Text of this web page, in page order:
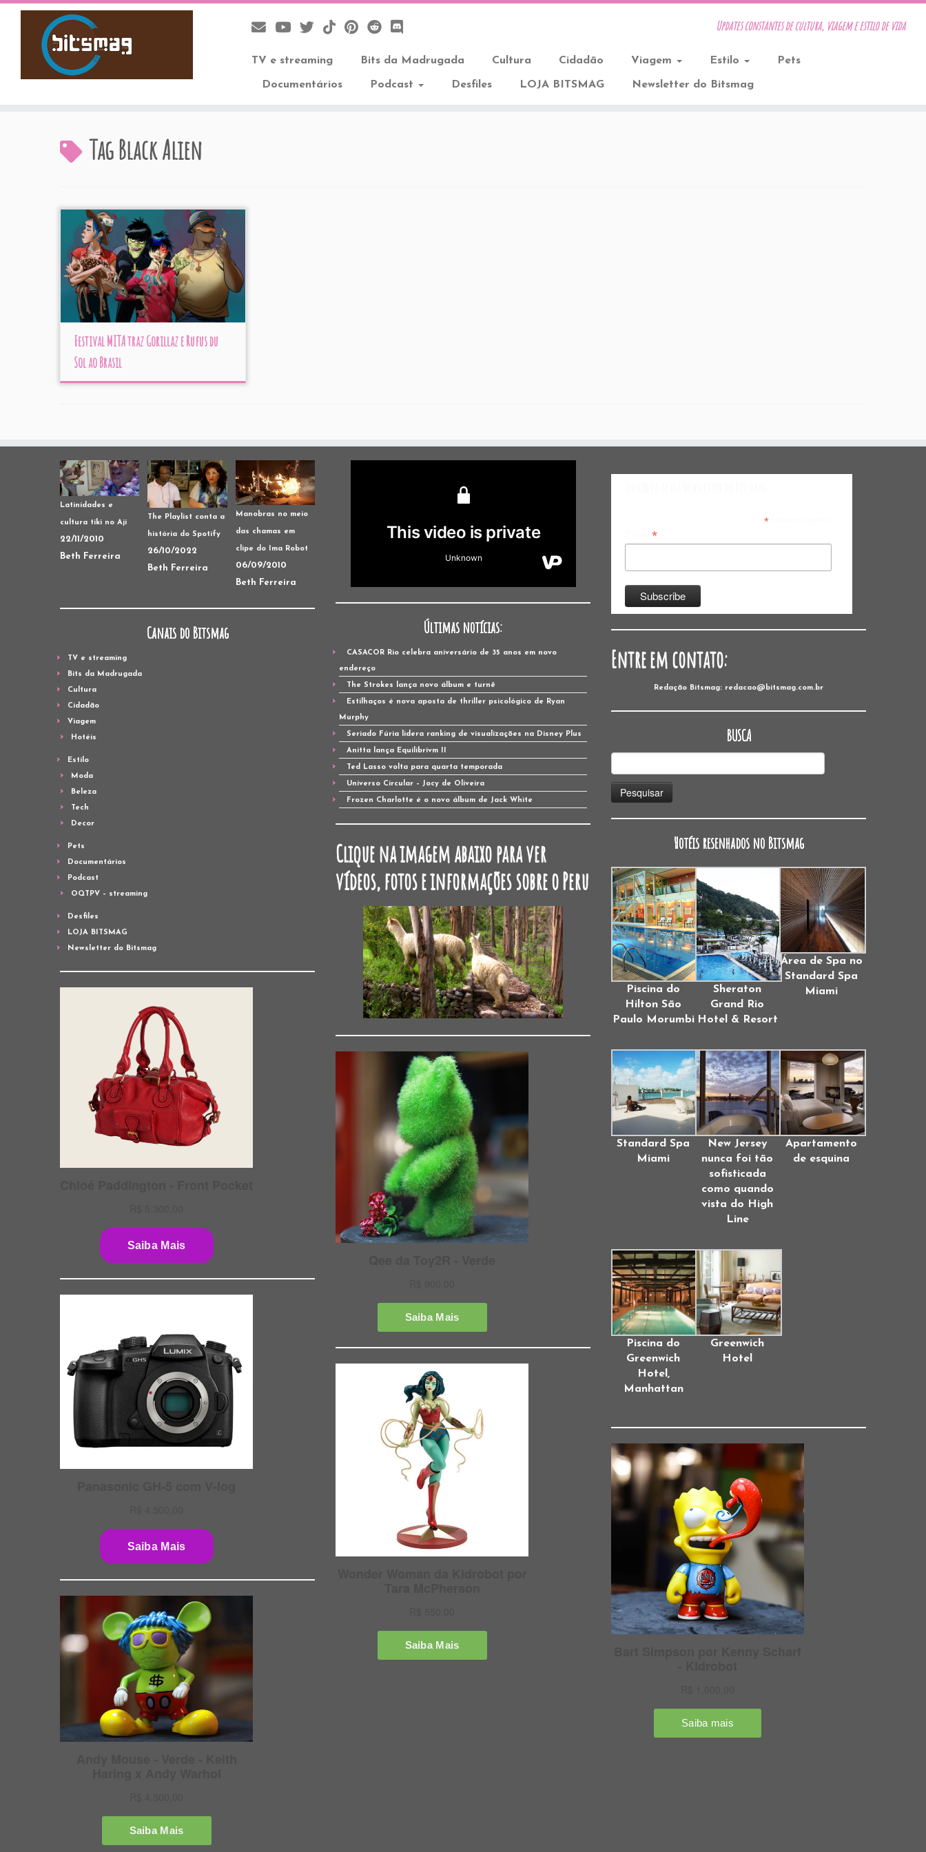
Updates constantes de cultura, viagem e estilo de vida
TV e streaming Bits da Madrugada Cultura Cidadão Viagem Estilo Pets
Documentários Podcast Desfiles LOJA BITSMAG Newsletter do Bitsmag
TagBlack Alien
Festival MITA traz Gorillaz e Rufus du
Sol ao Brasil
Latinidades e
cultura tiki no Aji
22/11/2010
Beth Ferreira
The Playlist conta a
história do Spotify
26/10/2022
Beth Ferreira
Manobras no meio
das chamas em
clipe do Ima Robot
06/09/2010
Beth Ferreira
Canais do Bitsmag
TV e streaming
Bits da Madrugada
Cultura
Cidadão
Viagem
Hotéis
Estilo
Moda
Beleza
Tech
Decor
Pets
Documentários
Podcast
OQTPV – streaming
Desfiles
LOJA BITSMAG
Newsletter do Bitsmag
Últimas notícias:
CASACOR Rio celebra aniversário de 35 anos em novo
endereço
The Strokes lança novo álbum e turnê
Estilhaços é nova aposta de thriller psicológico de Ryan
Murphy
Seriado Fúria lidera ranking de visualizações na Disney Plus
Anitta lança Equilibrivm II
Ted Lasso volta para quarta temporada
Universo Circular – Jocy de Oliveira
Frozen Charlotte é o novo álbum de Jack White
Clique na imagem abaixo para ver
vídeos, fotos e informações sobre o Peru
*indicates required
*
Entre em contato:
Redação Bitsmag: redacao@bitsmag.com.br
BUSCA
por:
Hotéis resenhados no Bitsmag
Piscina do
Hilton São
Paulo Morumbi
Sheraton
Grand Rio
Hotel & Resort
Área de Spa no
Standard Spa
Miami
Standard Spa
Miami
New Jersey
nunca foi tão
sofisticada
como quando
vista do High
Line
Apartamento
de esquina
Piscina do
Greenwich
Hotel,
Manhattan
Greenwich
Hotel